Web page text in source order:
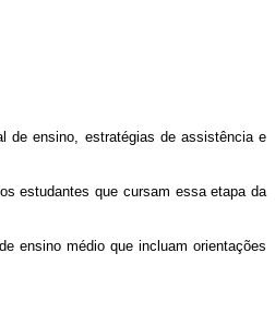
de ensino, estratégias de assistência e
estudantes que cursam essa etapa da
ensino médio que incluam orientações